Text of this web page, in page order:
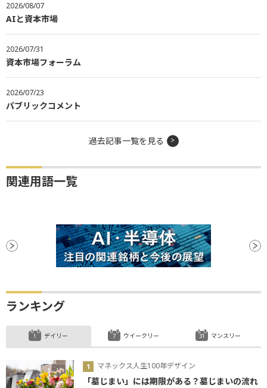
2026/08/07
AIと資本市場
2026/07/31
資本市場フォーラム
2026/07/23
パブリックコメント
過去記事一覧を見る
関連用語一覧
ランキング
デイリー
マネックス人生100年デザイン
「墓じまい」には期限がある？墓じまいの流れ
ウイークリー マンスリー